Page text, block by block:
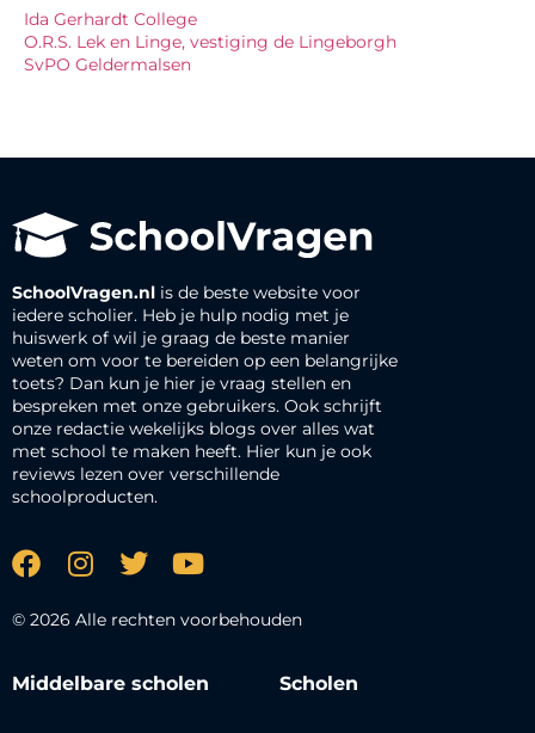
Ida Gerhardt College
O.R.S. Lek en Linge, vestiging de Lingeborgh
SvPO Geldermalsen
SchoolVragen.nl is de beste website voor
iedere scholier. Heb je hulp nodig met je
huiswerk of wil je graag de beste manier
weten om voor te bereiden op een belangrijke
toets? Dan kun je hier je vraag stellen en
bespreken met onze gebruikers. Ook schrijft
onze redactie wekelijks blogs over alles wat
met school te maken heeft. Hier kun je ook
reviews lezen over verschillende
schoolproducten.
© 2026 Alle rechten voorbehouden
Middelbare scholen Scholen